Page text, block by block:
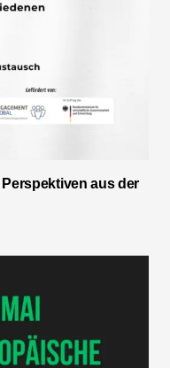
aus der